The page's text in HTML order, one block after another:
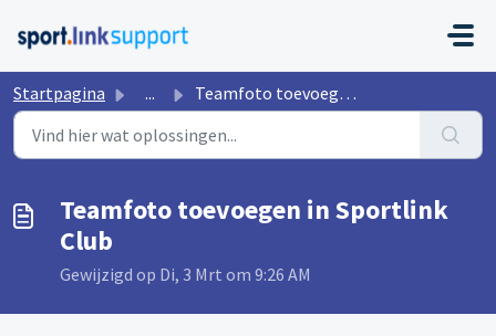
Startpagina ... Teamfoto toevoegen in Sportlink Club
Teamfoto toevoegen in Sportlink
Club
Gewijzigd op Di, 3 Mrt om 9:26 AM